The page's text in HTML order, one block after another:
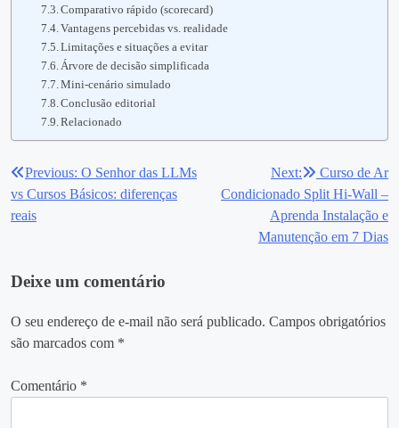
Comparativo rápido (scorecard)
Vantagens percebidas vs. realidade
Limitações e situações a evitar
Árvore de decisão simplificada
Mini‑cenário simulado
Conclusão editorial
Relacionado
Navegação
de
Previous: O Senhor das LLMs
vs Cursos Básicos: diferenças
reais
Next:
Curso de Ar
Condicionado Split Hi-Wall –
Aprenda Instalação e
Manutenção em 7 Dias
Deixe um comentário
O seu endereço de e-mail não será publicado. Campos obrigatórios
são marcados com *
Comentário *